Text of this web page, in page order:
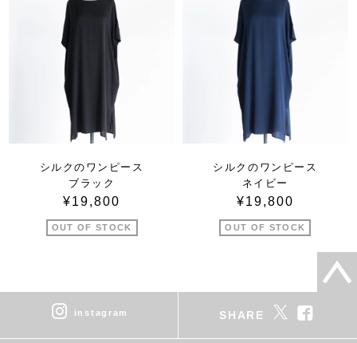
シルクのワンピース
ブラック
¥19,800
OUT OF STOCK
シルクのワンピース
ネイビー
¥19,800
OUT OF STOCK
instagram SHARE